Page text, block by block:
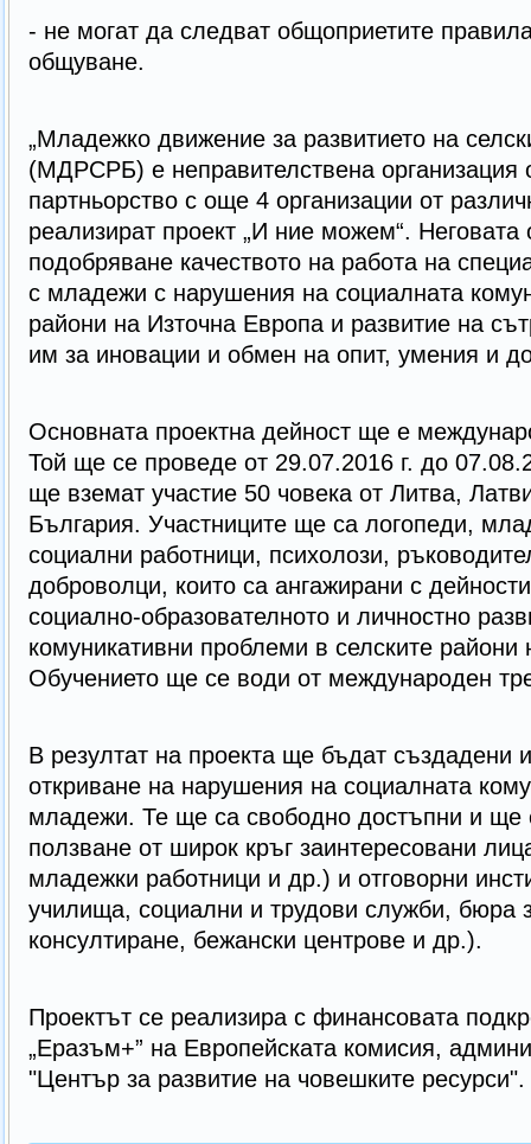
- не могат да следват общоприетите
общуване.
„Младежко движение за развитието на
(МДРСРБ) е неправителствена организация
партньорство с още 4 организации от
реализират проект „И ние можем“. Неговата
подобряване качеството на работа на
с младежи с нарушения на социалната
райони на Източна Европа и развитие на
им за иновации и обмен на опит, умения и
Основната проектна дейност ще е
Той ще се проведе от 29.07.2016 г. до
ще вземат участие 50 човека от Литва,
България. Участниците ще са логопеди,
социални работници, психолози,
доброволци, които са ангажирани с
социално-образователното и личностно
комуникативни проблеми в селските райони
Обучението ще се води от международен
В резултат на проекта ще бъдат създадени
откриване на нарушения на социалната
младежи. Те ще са свободно достъпни и ще
ползване от широк кръг заинтересовани
младежки работници и др.) и отговорни
училища, социални и трудови служби, бюра
консултиране, бежански центрове и др.).
Проектът се реализира с финансовата
„Еразъм+” на Европейската комисия,
"Център за развитие на човешките ресурси".